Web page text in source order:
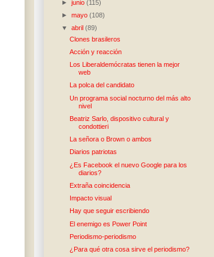
►junio(115)
►mayo(108)
▼abril(89)
Clones brasileros
Acción y reacción
Los Liberaldemócratas tienen la mejor
web
La polca del candidato
Un programa social nocturno del más alto
nivel
Beatriz Sarlo, dispositivo cultural y
condottieri
La señora o Brown o ambos
Diarios patriotas
¿Es Facebook el nuevo Google para los
diarios?
Extraña coincidencia
Impacto visual
Hay que seguir escribiendo
El enemigo es Power Point
Periodismo-periodismo
¿Para qué otra cosa sirve el periodismo?